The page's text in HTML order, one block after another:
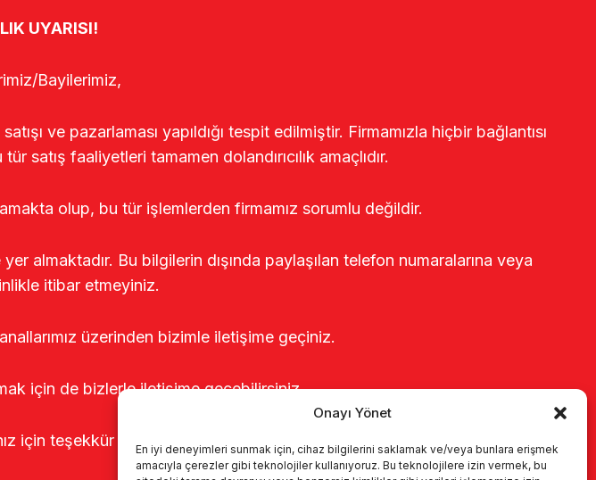
Onayı Yönet
En iyi deneyimleri sunmak için, cihaz bilgilerini saklamak ve/veya bunlara erişmek
amacıyla çerezler gibi teknolojiler kullanıyoruz. Bu teknolojilere izin vermek, bu
UYARISI!
Bayilerimiz,
ve pazarlaması yapıldığı tespit edilmiştir. Firmamızla hiçbir bağlantısı
faaliyetleri tamamen dolandırıcılık amaçlıdır.
olup, bu tür işlemlerden firmamız sorumlu değildir.
almaktadır. Bu bilgilerin dışında paylaşılan telefon numaralarına veya
itibar etmeyiniz.
üzerinden bizimle iletişime geçiniz.
için de bizlerle iletişime geçebilirsiniz.
için teşekkür ederiz.